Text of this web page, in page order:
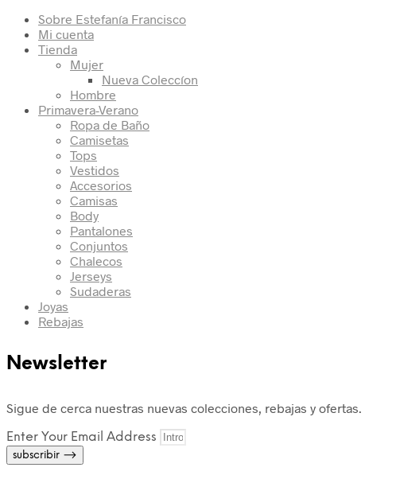
Sobre Estefanía Francisco
Mi cuenta
Tienda
Mujer
Nueva Coleccíon
Hombre
Primavera-Verano
Ropa de Baño
Camisetas
Tops
Vestidos
Accesorios
Camisas
Body
Pantalones
Conjuntos
Chalecos
Jerseys
Sudaderas
Joyas
Rebajas
Newsletter
Sigue de cerca nuestras nuevas colecciones, rebajas y ofertas.
Enter Your Email Address
subscribir ⟶